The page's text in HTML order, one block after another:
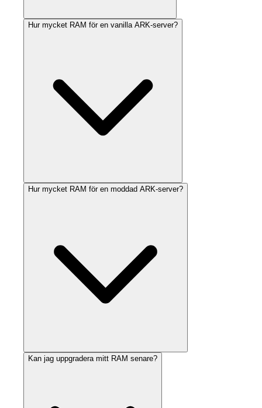
Hur mycket RAM för en vanilla ARK-server?
Hur mycket RAM för en moddad ARK-server?
Kan jag uppgradera mitt RAM senare?